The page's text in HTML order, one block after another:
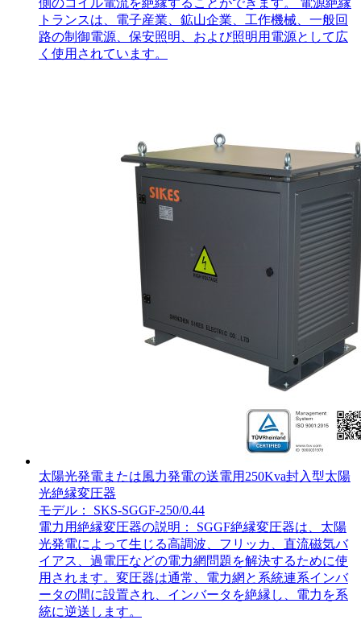
トランスは、電子産業、鉱山企業、工作機械、一般回
路の制御電源、保安照明、および照明用電源として広
く使用されています。
太陽光発電または風力発電の送電用250Kva封入型太陽
光絶縁変圧器
モデル： SKS-SGGF-250/0.44
電力用絶縁変圧器の説明： SGGF絶縁変圧器は、太陽
光発電によって生じる高調波、フリッカ、直流磁気バ
イアス、過電圧などの電力網問題を解決するために使
用されます。変圧器は通常、電力網と系統連系インバ
ータの間に設置され、インバータを絶縁し、電力を系
統に逆送します。